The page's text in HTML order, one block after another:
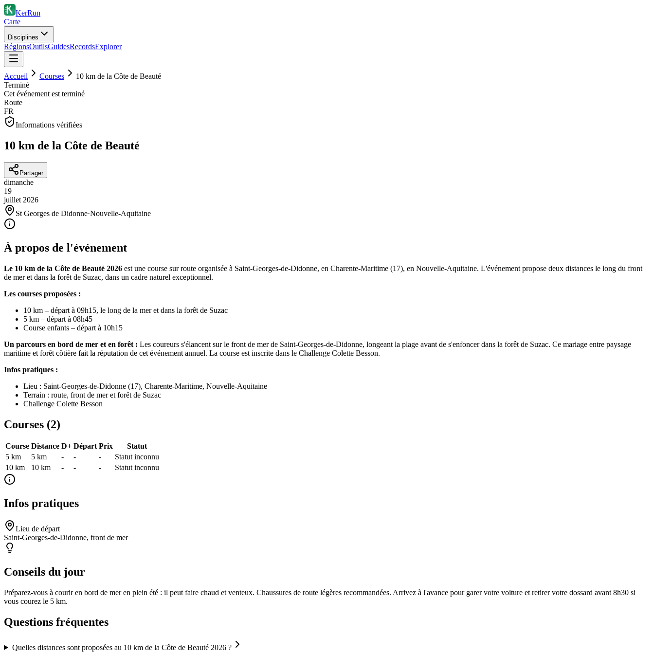
KerRun
Carte
Disciplines
RégionsOutilsGuidesRecordsExplorer
Accueil Courses
10 km de la Côte de Beauté
Terminé
Cet événement est terminé
Route
FR
Informations vérifiées
10 km de la Côte de Beauté
Partager
dimanche
19
juillet 2026
St Georges de Didonne·Nouvelle-Aquitaine
À propos de l'événement
Le 10 km de la Côte de Beauté 2026 est une course sur route organisée à Saint-Georges-de-Didonne, en Charente-Maritime (17), en Nouvelle-Aquitaine. L'événement propose deux distances le long du front
de mer et dans la forêt de Suzac, dans un cadre naturel exceptionnel.
Les courses proposées :
10 km – départ à 09h15, le long de la mer et dans la forêt de Suzac
5 km – départ à 08h45
Course enfants – départ à 10h15
Un parcours en bord de mer et en forêt : Les coureurs s'élancent sur le front de mer de Saint-Georges-de-Didonne, longeant la plage avant de s'enfoncer dans la forêt de Suzac. Ce mariage entre paysage
maritime et forêt côtière fait la réputation de cet événement annuel. La course est inscrite dans le Challenge Colette Besson.
Infos pratiques :
Lieu : Saint-Georges-de-Didonne (17), Charente-Maritime, Nouvelle-Aquitaine
Terrain : route, front de mer et forêt de Suzac
Challenge Colette Besson
Courses (2)
Course Distance D+ Départ Prix
Statut
5 km
5 km - - -
Statut inconnu
10 km
10 km - - - Statut inconnu
Infos pratiques
Lieu de départ
Saint-Georges-de-Didonne, front de mer
Conseils du jour
Préparez-vous à courir en bord de mer en plein été : il peut faire chaud et venteux. Chaussures de route légères recommandées. Arrivez à l'avance pour garer votre voiture et retirer votre dossard avant 8h30 si
vous courez le 5 km.
Questions fréquentes
Quelles distances sont proposées au 10 km de la Côte de Beauté 2026 ?